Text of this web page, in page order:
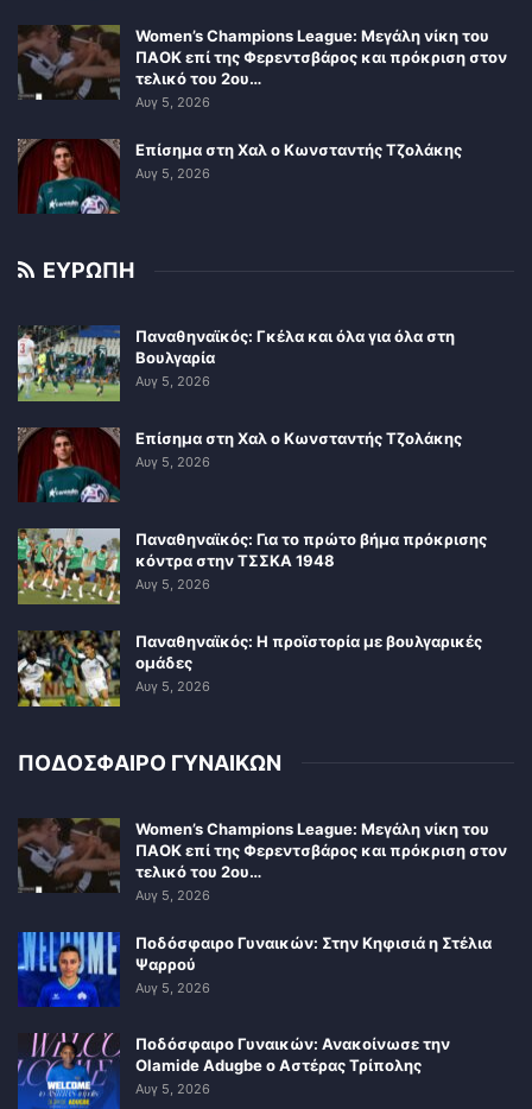
Women’s Champions League: Μεγάλη νίκη του
ΠΑΟΚ επί της Φερεντσβάρος και πρόκριση στον
τελικό του 2ου…
Αυγ 5, 2026
Επίσημα στη Χαλ ο Κωνσταντής Τζολάκης
Αυγ 5, 2026
ΕΥΡΩΠΗ
Παναθηναϊκός: Γκέλα και όλα για όλα στη
Βουλγαρία
Αυγ 5, 2026
Επίσημα στη Χαλ ο Κωνσταντής Τζολάκης
Αυγ 5, 2026
Παναθηναϊκός: Για το πρώτο βήμα πρόκρισης
κόντρα στην ΤΣΣΚΑ 1948
Αυγ 5, 2026
Παναθηναϊκός: Η προϊστορία με βουλγαρικές
ομάδες
Αυγ 5, 2026
ΠΟΔΟΣΦΑΙΡΟ ΓΥΝΑΙΚΩΝ
Women’s Champions League: Μεγάλη νίκη του
ΠΑΟΚ επί της Φερεντσβάρος και πρόκριση στον
τελικό του 2ου…
Αυγ 5, 2026
Ποδόσφαιρο Γυναικών: Στην Κηφισιά η Στέλια
Ψαρρού
Αυγ 5, 2026
Ποδόσφαιρο Γυναικών: Ανακοίνωσε την
Olamide Adugbe ο Αστέρας Τρίπολης
Αυγ 5, 2026